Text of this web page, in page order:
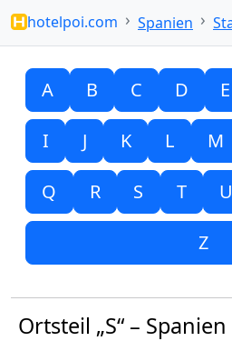
hotelpoi.com Spanien
A B C D E
I J K L M
Q R S T U
Z
Ortsteil „S“ – Spanien